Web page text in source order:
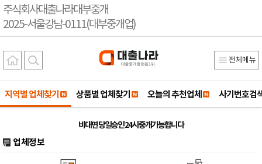
주식회사대출나라대부중개
2025-서울강남-0111(대부중개업)
전체메뉴
지역별 업체찾기 상품별 업체찾기 오늘의 추천업체 사기번호검
비대면 당일승인 24시 중개가능합니다
업체정보